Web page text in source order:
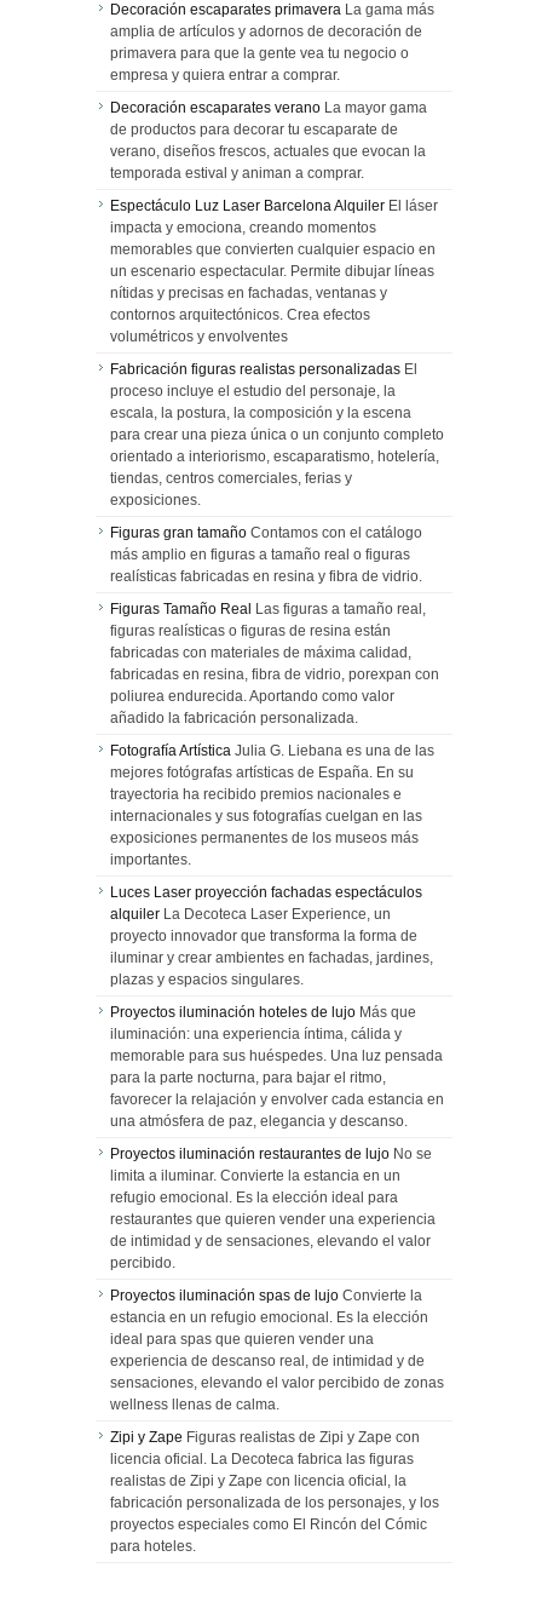
Decoración escaparates primavera La gama más
amplia de artículos y adornos de decoración de
primavera para que la gente vea tu negocio o
empresa y quiera entrar a comprar.
Decoración escaparates verano La mayor gama
de productos para decorar tu escaparate de
verano, diseños frescos, actuales que evocan la
temporada estival y animan a comprar.
Espectáculo Luz Laser Barcelona Alquiler El láser
impacta y emociona, creando momentos
memorables que convierten cualquier espacio en
un escenario espectacular. Permite dibujar líneas
nítidas y precisas en fachadas, ventanas y
contornos arquitectónicos. Crea efectos
volumétricos y envolventes
Fabricación figuras realistas personalizadas El
proceso incluye el estudio del personaje, la
escala, la postura, la composición y la escena
para crear una pieza única o un conjunto completo
orientado a interiorismo, escaparatismo, hotelería,
tiendas, centros comerciales, ferias y
exposiciones.
Figuras gran tamaño Contamos con el catálogo
más amplio en figuras a tamaño real o figuras
realísticas fabricadas en resina y fibra de vidrio.
Figuras Tamaño Real Las figuras a tamaño real,
figuras realísticas o figuras de resina están
fabricadas con materiales de máxima calidad,
fabricadas en resina, fibra de vidrio, porexpan con
poliurea endurecida. Aportando como valor
añadido la fabricación personalizada.
Fotografía Artística Julia G. Liebana es una de las
mejores fotógrafas artísticas de España. En su
trayectoria ha recibido premios nacionales e
internacionales y sus fotografías cuelgan en las
exposiciones permanentes de los museos más
importantes.
Luces Laser proyección fachadas espectáculos
alquiler La Decoteca Laser Experience, un
proyecto innovador que transforma la forma de
iluminar y crear ambientes en fachadas, jardines,
plazas y espacios singulares.
Proyectos iluminación hoteles de lujo Más que
iluminación: una experiencia íntima, cálida y
memorable para sus huéspedes. Una luz pensada
para la parte nocturna, para bajar el ritmo,
favorecer la relajación y envolver cada estancia en
una atmósfera de paz, elegancia y descanso.
Proyectos iluminación restaurantes de lujo No se
limita a iluminar. Convierte la estancia en un
refugio emocional. Es la elección ideal para
restaurantes que quieren vender una experiencia
de intimidad y de sensaciones, elevando el valor
percibido.
Proyectos iluminación spas de lujo Convierte la
estancia en un refugio emocional. Es la elección
ideal para spas que quieren vender una
experiencia de descanso real, de intimidad y de
sensaciones, elevando el valor percibido de zonas
wellness llenas de calma.
Zipi y Zape Figuras realistas de Zipi y Zape con
licencia oficial. La Decoteca fabrica las figuras
realistas de Zipi y Zape con licencia oficial, la
fabricación personalizada de los personajes, y los
proyectos especiales como El Rincón del Cómic
para hoteles.